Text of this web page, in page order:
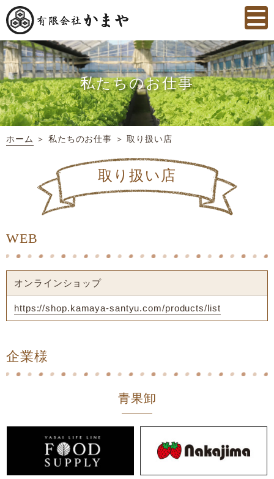
私たちのお仕事
ホーム ＞ 私たちのお仕事 ＞ 取り扱い店
取り扱い店
WEB
オンラインショップ
https://shop.kamaya-santyu.com/products/list
企業様
青果卸